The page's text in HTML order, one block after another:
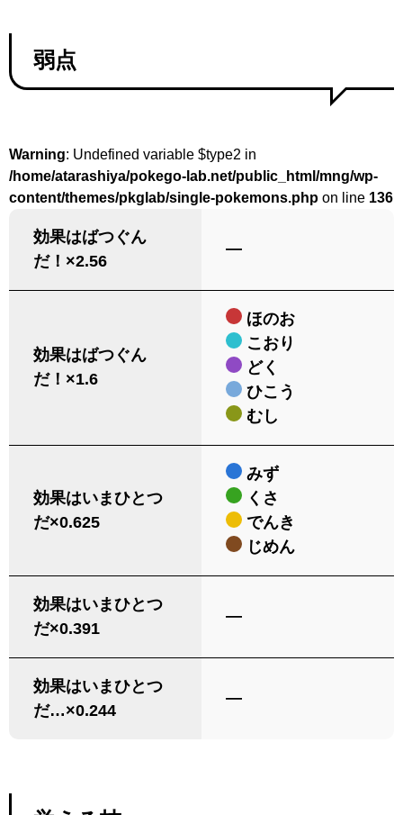
弱点
Warning: Undefined variable $type2 in
/home/atarashiya/pokego-lab.net/public_html/mng/wp-
content/themes/pkglab/single-pokemons.php on line 136
効果はばつぐん
だ！×2.56
―
効果はばつぐん
だ！×1.6
ほのお
こおり
どく
ひこう
むし
効果はいまひとつ
だ×0.625
みず
くさ
でんき
じめん
効果はいまひとつ
だ×0.391
―
効果はいまひとつ
だ…×0.244
―